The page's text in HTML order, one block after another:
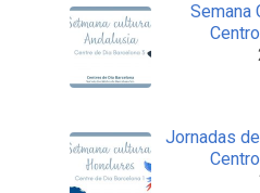
Semana
Jornadas